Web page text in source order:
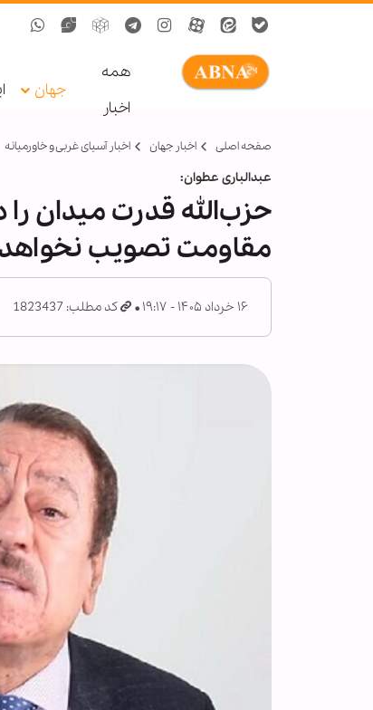
همه
اخبار
جهان
صفحه اصلی اخبار جهان اخبار آسیای غربی و خاورمیانه
عبدالباری عطوان:
حزب‌الله قدرت میدان
مقاومت تصویب
۱۶ خرداد ۱۴۰۵ - ۱۹:۱۷ کد مطلب: 1823437